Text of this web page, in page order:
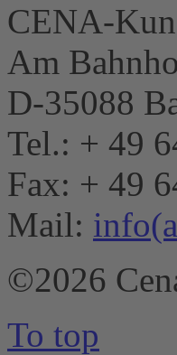
CENA-
Am
D-35088
Tel.: + 49
Fax: + 49
Mail:
©2026
To top